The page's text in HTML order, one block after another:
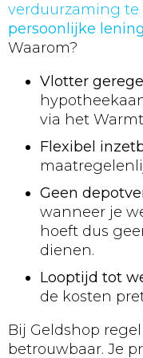
verduurzaming
persoonlijke lening
Waarom?
Vlotter
via het
Flexibel
Geen
wanneer je
hoeft dus
dienen.
Looptijd tot
de kosten
Bij Geldshop
betrouwbaar. Je